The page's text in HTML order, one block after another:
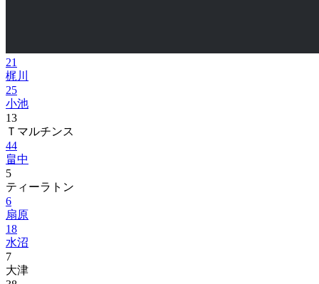
21
梶川
25
小池
13
Ｔマルチンス
44
畠中
5
ティーラトン
6
扇原
18
水沼
7
大津